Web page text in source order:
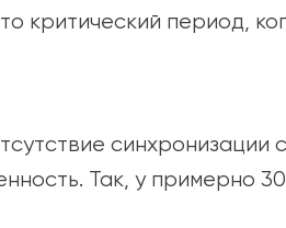
критический период,
синхронизации
Так, у примерно